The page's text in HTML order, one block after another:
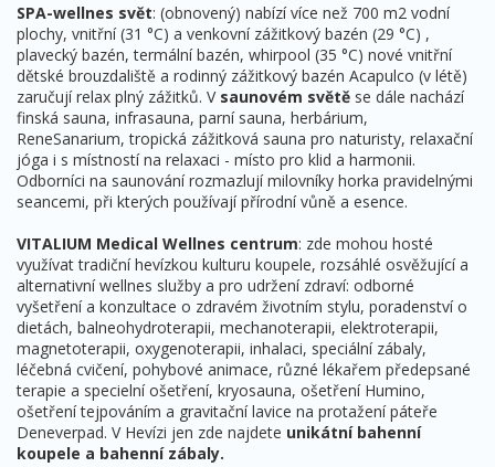
SPA-wellnes svět: (obnovený) nabízí více než 700 m2 vodní
plochy, vnitřní (31 °C) a venkovní zážitkový bazén (29 °C) ,
plavecký bazén, termální bazén, whirpool (35 °C) nové vnitřní
dětské brouzdaliště a rodinný zážitkový bazén Acapulco (v létě)
zaručují relax plný zážitků. V saunovém světě se dále nachází
finská sauna, infrasauna, parní sauna, herbárium,
ReneSanarium, tropická zážitková sauna pro naturisty, relaxační
jóga i s místností na relaxaci - místo pro klid a harmonii.
Odborníci na saunování rozmazlují milovníky horka pravidelnými
seancemi, při kterých používají přírodní vůně a esence.
VITALIUM Medical Wellnes centrum: zde mohou hosté
využívat tradiční hevízkou kulturu koupele, rozsáhlé osvěžující a
alternativní wellnes služby a pro udržení zdraví: odborné
vyšetření a konzultace o zdravém životním stylu, poradenství o
dietách, balneohydroterapii, mechanoterapii, elektroterapii,
magnetoterapii, oxygenoterapii, inhalaci, speciální zábaly,
léčebná cvičení, pohybové animace, různé lékařem předepsané
terapie a specielní ošetření, kryosauna, ošetření Humino,
ošetření tejpováním a gravitační lavice na protažení páteře
Deneverpad. V Hevízi jen zde najdete unikátní bahenní
koupele a bahenní zábaly.